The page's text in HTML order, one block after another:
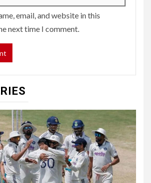
email, and website in this
next time I comment.